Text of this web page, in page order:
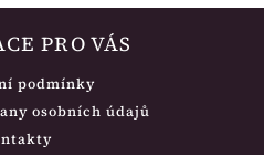
PRO VÁS
podmínky
osobních údajů